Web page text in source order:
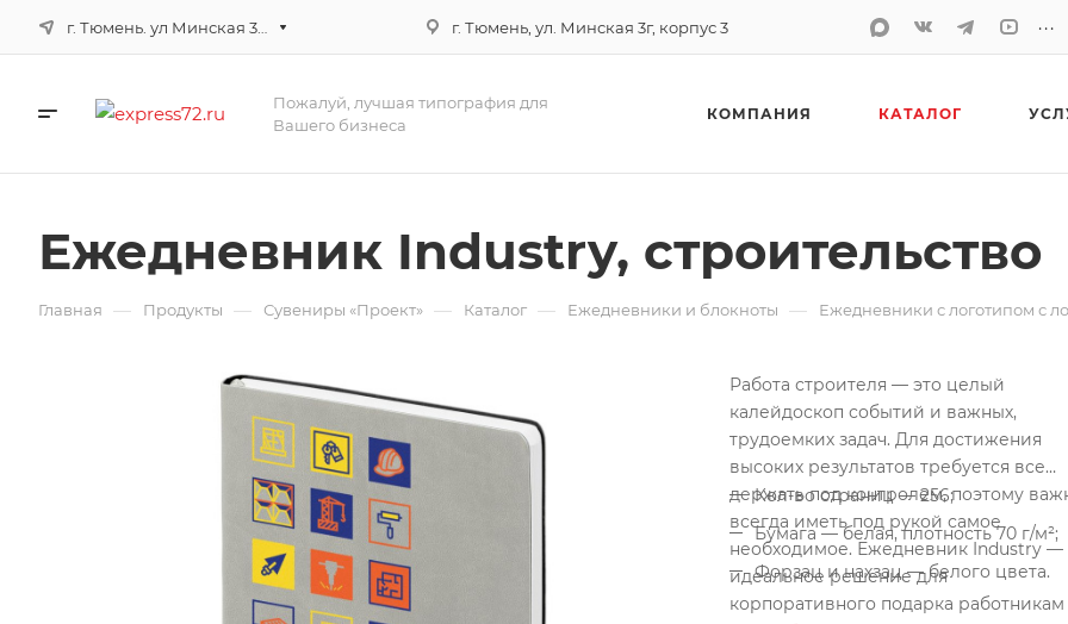
г. Тюмень, ул. Минская 3г, корпус 3 ...
Пожалуй, лучшая типография для
Вашего бизнеса
КОМПАНИЯ КАТАЛОГ
Ежедневник Industry, строительство
Главная — Продукты — Сувениры «Проект» — Каталог — Ежедневники и блокноты — Ежедневники с логотипом с
Работа строителя — это целый
калейдоскоп событий и важных,
трудоемких задач. Для достижения
высоких результатов требуется все
держать под контролем, поэтому
всегда иметь под рукой самое
необходимое. Ежедневник Industry —
идеальное решение для
корпоративного подарка работникам
Кол-во страниц — 256;
Бумага — белая, плотность 70 г/м²;
Форзац и нахзац — белого цвета.